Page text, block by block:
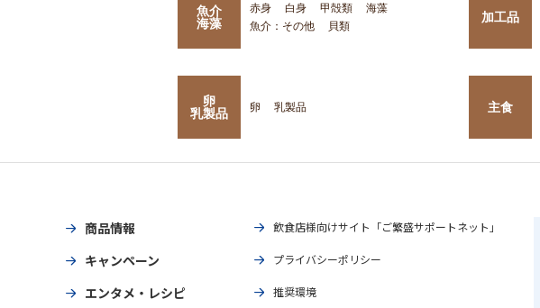
魚介
海藻
赤身 白身 甲殻類
海藻
魚介：その他
貝類
加工品
卵
乳製品
卵 乳製品 主食
商品情報
キャンペーン
エンタメ・レシピ
飲食店様向けサイト「ご繁盛サポートネット」
プライバシーポリシー
推奨環境